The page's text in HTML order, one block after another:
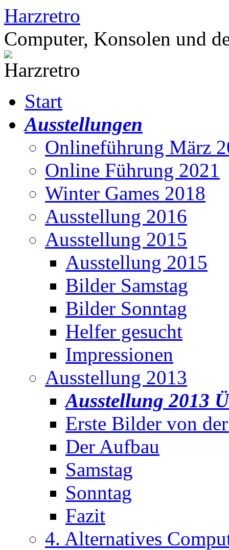
Zum
Inhalt
springen
Harzretro
Computer, Konsolen und
Start
Ausstellungen
Onlineführung März
Online Führung 2021
Winter Games 2018
Ausstellung 2016
Ausstellung 2015
Ausstellung 2015
Bilder Samstag
Bilder Sonntag
Helfer gesucht
Impressionen
Ausstellung 2013
Ausstellung 2013
Erste Bilder von
Der Aufbau
Samstag
Sonntag
Fazit
4. Alternatives